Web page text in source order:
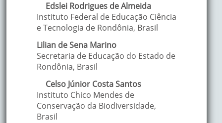
Edslei Rodrigues de Almeida
Instituto Federal de Educação Ciência
e Tecnologia de Rondônia, Brasil
Lilian de Sena Marino
Secretaria de Educação do Estado de
Rondônia, Brasil
Celso Júnior Costa Santos
Instituto Chico Mendes de
Conservação da Biodiversidade,
Brasil